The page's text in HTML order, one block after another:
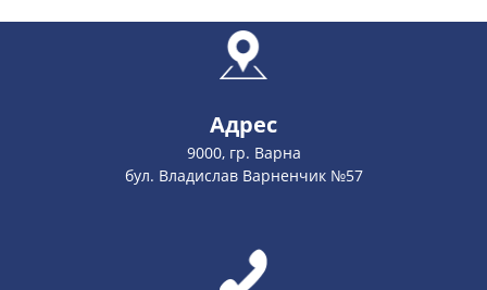
Адрес
9000, гр. Варна
бул. Владислав Варненчик №57